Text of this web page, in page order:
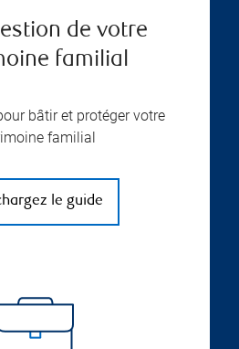
de votre
familial
bâtir et protéger votre
familial
le guide